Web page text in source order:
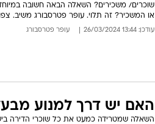
שוכרים/ משכירים? השאלה הבאה חשובה
או המשכיר? זה תלוי. עופר פטרסבורג משיב. צפו
עודכן: 13:44 26/03/2024 עופר פטרסבורג
האם יש דרך למנוע
השאלה שמטרידה כמעט את כל שוכרי הדירה